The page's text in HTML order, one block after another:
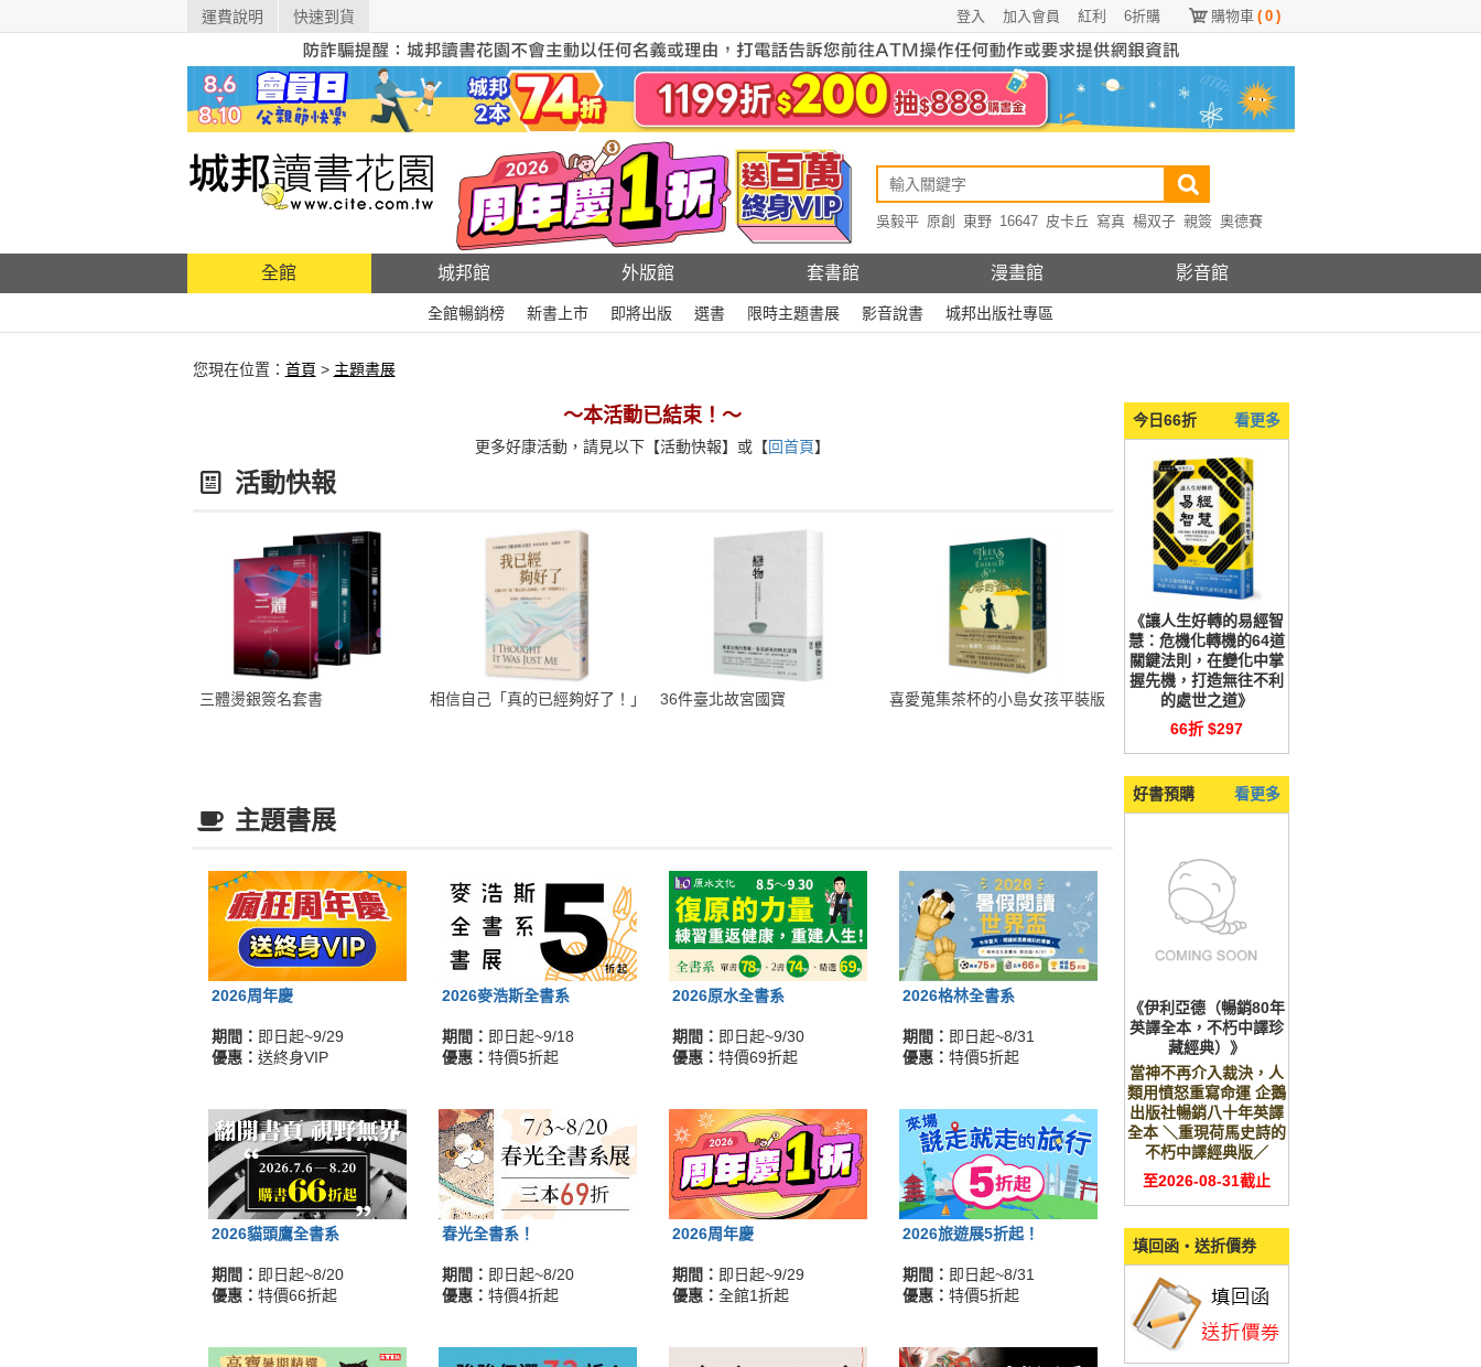
運費說明 快速到貨 購物車 ( 0 )
6折購
紅利
加入會員
登入
吳毅平 原創 東野 16647 皮卡丘 寫真 楊双子 親簽 奧德賽
全館 城邦館 外版館 套書館 漫畫館 影音館
全館暢銷榜 新書上市 即將出版 選書 限時主題書展 影音說書 城邦出版社專區
您現在位置： 首頁 > 主題書展
～本活動已結束！～
更多好康活動，請見以下【活動快報】或【回首頁】
活動快報
三體燙銀簽名套書 相信自己「真的已經夠好了！」 36件臺北故宮國寶 喜愛蒐集茶杯的小島女孩平裝版
主題書展
2026周年慶
期間： 即日起~9/29
優惠：送終身VIP
2026麥浩斯全書系
期間： 即日起~9/18
優惠：特價5折起
2026原水全書系
期間： 即日起~9/30
優惠：特價69折起
2026格林全書系
期間： 即日起~8/31
優惠：特價5折起
2026貓頭鷹全書系
期間： 即日起~8/20
優惠：特價66折起
春光全書系！
期間： 即日起~8/20
優惠：特價4折起
2026周年慶
期間： 即日起~9/29
優惠：全館1折起
2026旅遊展5折起！
期間： 即日起~8/31
優惠：特價5折起
今日66折 看更多
《讓人生好轉的易經智
慧：危機化轉機的64道
關鍵法則，在變化中掌
握先機，打造無往不利
的處世之道》
66折 $297
好書預購 看更多
《伊利亞德（暢銷80年
英譯全本，不朽中譯珍
藏經典）》
當神不再介入裁決，人
類用憤怒重寫命運 企鵝
出版社暢銷八十年英譯
全本 ＼重現荷馬史詩的
不朽中譯經典版／
至2026-08-31截止
填回函‧送折價券